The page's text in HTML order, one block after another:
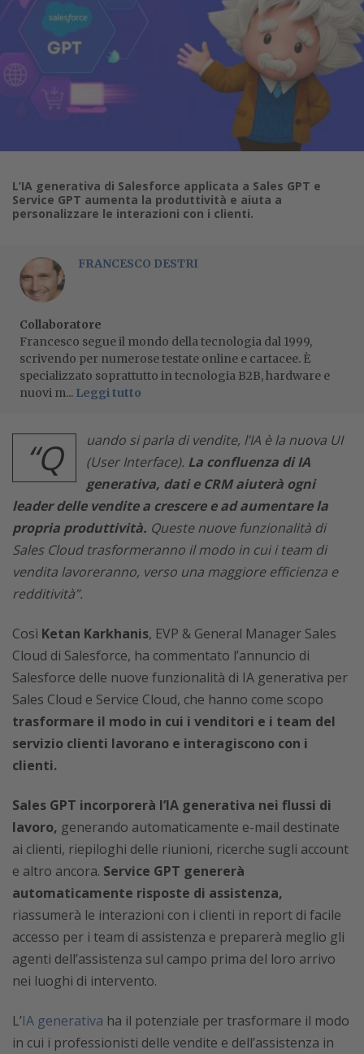
L’IA generativa di Salesforce applicata a Sales GPT e
Service GPT aumenta la produttività e aiuta a
personalizzare le interazioni con i clienti.
FRANCESCO DESTRI
Collaboratore
Francesco segue il mondo della tecnologia dal 1999,
scrivendo per numerose testate online e cartacee. È
specializzato soprattutto in tecnologia B2B, hardware e
nuovi m... Leggi tutto
“Q
uando si parla di vendite, l’IA è la nuova UI
(User Interface). La confluenza di IA
generativa, dati e CRM aiuterà ogni
leader delle vendite a crescere e ad aumentare la
propria produttività. Queste nuove funzionalità di
Sales Cloud trasformeranno il modo in cui i team di
vendita lavoreranno, verso una maggiore efficienza e
redditività”.
Così Ketan Karkhanis, EVP & General Manager Sales
Cloud di Salesforce, ha commentato l’annuncio di
Salesforce delle nuove funzionalità di IA generativa per
Sales Cloud e Service Cloud, che hanno come scopo
trasformare il modo in cui i venditori e i team del
servizio clienti lavorano e interagiscono con i
clienti.
Sales GPT incorporerà l’IA generativa nei flussi di
lavoro, generando automaticamente e-mail destinate
ai clienti, riepiloghi delle riunioni, ricerche sugli account
e altro ancora. Service GPT genererà
automaticamente risposte di assistenza,
riassumerà le interazioni con i clienti in report di facile
accesso per i team di assistenza e preparerà meglio gli
agenti dell’assistenza sul campo prima del loro arrivo
nei luoghi di intervento.
L’IA generativa ha il potenziale per trasformare il modo
in cui i professionisti delle vendite e dell’assistenza in